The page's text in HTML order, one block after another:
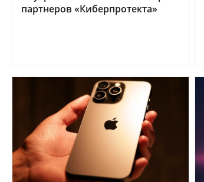
партнеров «Киберпротекта»